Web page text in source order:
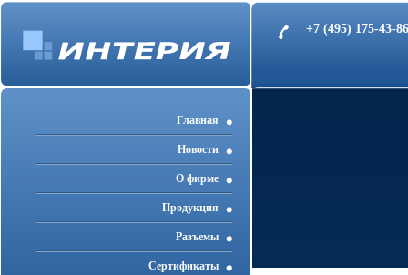
+7 (495) 175-43-
Главная
Новости
О фирме
Продукция
Разъемы
Cертификаты